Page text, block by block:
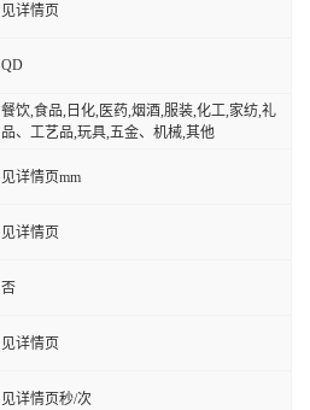
见详情页
QD
餐饮,食品,日化,医药,烟酒,服装,化工,家纺,礼
品、工艺品,玩具,五金、机械,其他
见详情页mm
见详情页
否
见详情页
见详情页秒/次